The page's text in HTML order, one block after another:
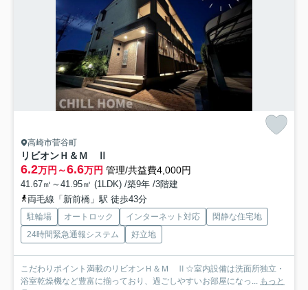
高崎市菅谷町
リビオンＨ＆Ｍ Ⅱ
6.2万円～6.6万円 管理/共益費4,000円
41.67㎡～41.95㎡ (1LDK) /築9年 /3階建
両毛線「新前橋」駅 徒歩43分
駐輪場 オートロック インターネット対応
閑静な住宅地
24時間緊急通報システム
好立地
こだわりポイント満載のリビオンＨ＆Ｍ Ⅱ☆室内設備は洗面所独立・
浴室乾燥機など豊富に揃っており、過ごしやすいお部屋になっ... もっと